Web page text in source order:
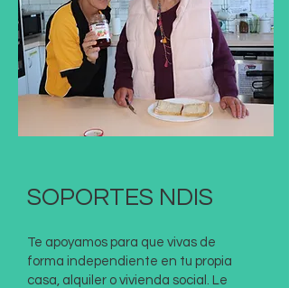
SOPORTES NDIS
Te apoyamos para que vivas de
forma independiente en tu propia
casa, alquiler o vivienda social. Le